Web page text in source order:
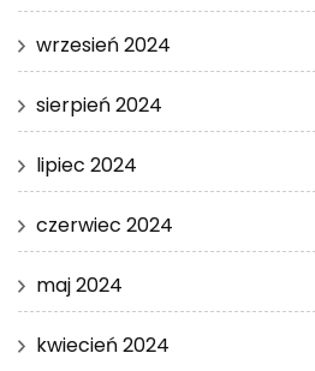
wrzesień 2024
sierpień 2024
lipiec 2024
czerwiec 2024
maj 2024
kwiecień 2024